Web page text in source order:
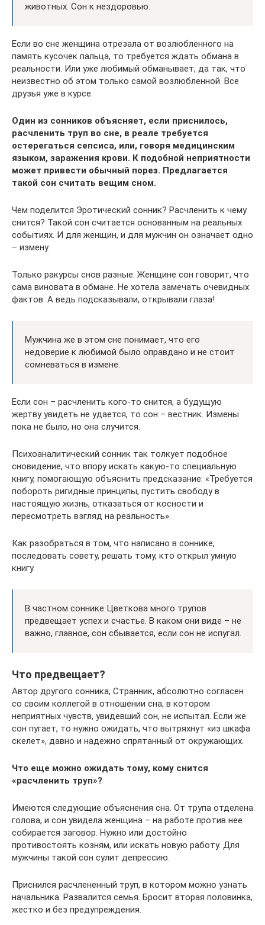
животных. Сон к нездоровью.
Если во сне женщина отрезала от возлюбленного на
память кусочек пальца, то требуется ждать обмана в
реальности. Или уже любимый обманывает, да так, что
неизвестно об этом только самой возлюбленной. Все
друзья уже в курсе.
Один из сонников объясняет, если приснилось,
расчленить труп во сне, в реале требуется
остерегаться сепсиса, или, говоря медицинским
языком, заражения крови. К подобной неприятности
может привести обычный порез. Предлагается
такой сон считать вещим сном.
Чем поделится Эротический сонник? Расчленить к чему
снится? Такой сон считается основанным на реальных
событиях. И для женщин, и для мужчин он означает одно
– измену.
Только ракурсы снов разные. Женщине сон говорит, что
сама виновата в обмане. Не хотела замечать очевидных
фактов. А ведь подсказывали, открывали глаза!
Мужчина же в этом сне понимает, что его
недоверие к любимой было оправдано и не стоит
сомневаться в измене.
Если сон – расчленить кого-то снится, а будущую
жертву увидеть не удается, то сон – вестник. Измены
пока не было, но она случится.
Психоаналитический сонник так толкует подобное
сновидение, что впору искать какую-то специальную
книгу, помогающую объяснить предсказание: «Требуется
побороть ригидные принципы, пустить свободу в
настоящую жизнь, отказаться от косности и
пересмотреть взгляд на реальность».
Как разобраться в том, что написано в соннике,
последовать совету, решать тому, кто открыл умную
книгу.
В частном соннике Цветкова много трупов
предвещает успех и счастье. В каком они виде – не
важно, главное, сон сбывается, если сон не испугал.
Что предвещает?
Автор другого сонника, Странник, абсолютно согласен
со своим коллегой в отношении сна, в котором
неприятных чувств, увидевший сон, не испытал. Если же
сон пугает, то нужно ожидать, что вытряхнут «из шкафа
скелет», давно и надежно спрятанный от окружающих.
Что еще можно ожидать тому, кому снится
«расчленить труп»?
Имеются следующие объяснения сна. От трупа отделена
голова, и сон увидела женщина – на работе против нее
собирается заговор. Нужно или достойно
противостоять козням, или искать новую работу. Для
мужчины такой сон сулит депрессию.
Приснился расчлененный труп, в котором можно узнать
начальника. Развалится семья. Бросит вторая половинка,
жестко и без предупреждения.